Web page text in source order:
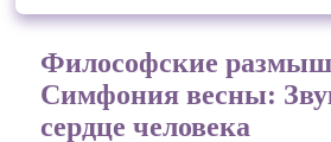
Философские
Симфония весны:
сердце человека